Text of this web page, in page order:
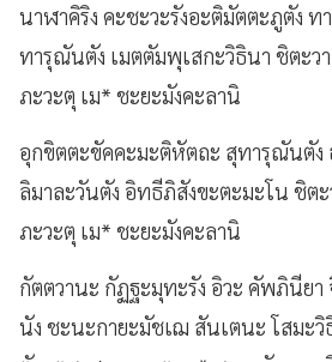
นาฬาคิริง คะชะวะรังอะติมัตตะภูตัง
ทารุณันตัง เมตตัมพุเสกะวิธินา ชิตะว
ภะวะตุ เม* ชะยะมังคะลานิ
อุกขิตตะขัคคะมะติหัตถะ สุทารุณันตัง
ลิมาละวันตัง อิทธีภิสังขะตะมะโน ชิต
ภะวะตุ เม* ชะยะมังคะลานิ
กัตตวานะ กัฏฐะมุทะรัง อิวะ คัพภินีย
นัง ชะนะกายะมัชเฌ สันเตนะ โสมะ